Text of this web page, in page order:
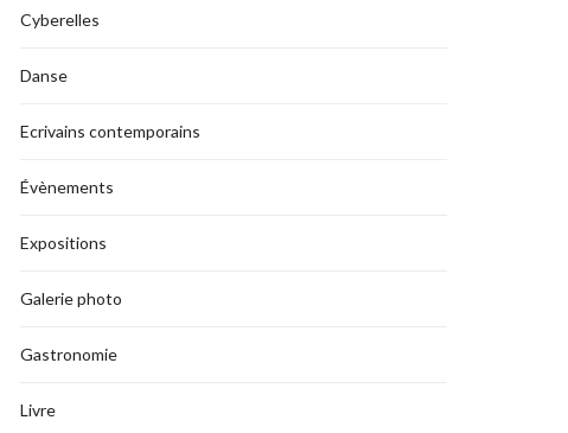
Cyberelles
Danse
Ecrivains contemporains
Évènements
Expositions
Galerie photo
Gastronomie
Livre